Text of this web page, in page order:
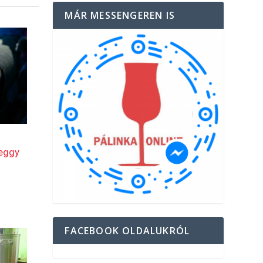
MÁR MESSENGEREN IS
FACEBOOK OLDALUKRÓL